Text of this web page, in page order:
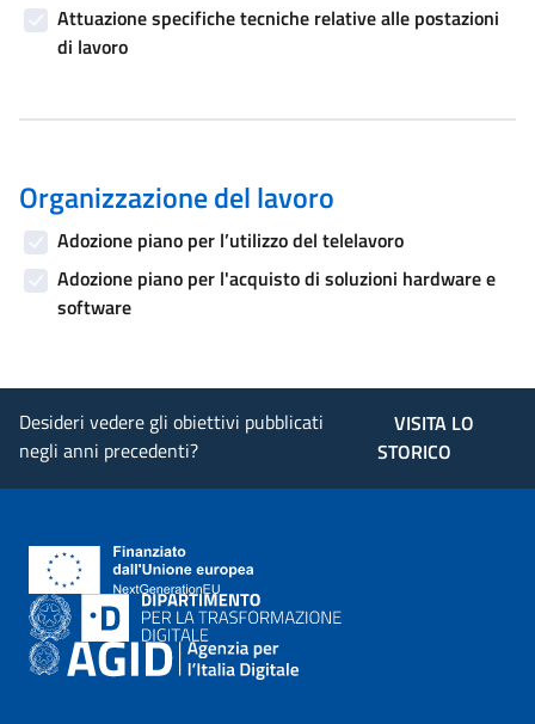
Attuazione specifiche tecniche relative alle postazioni
di lavoro
Organizzazione del lavoro
Adozione piano per l’utilizzo del telelavoro
Adozione piano per l'acquisto di soluzioni hardware e
software
Desideri vedere gli obiettivi pubblicati
negli anni precedenti?
VISITA LO
STORICO